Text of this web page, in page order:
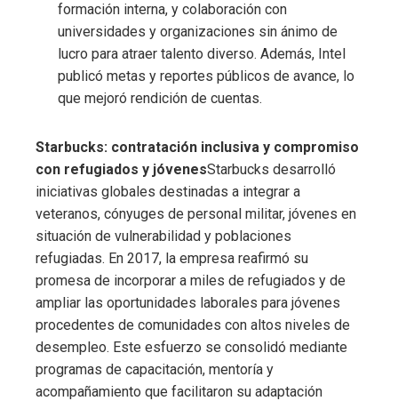
formación interna, y colaboración con
universidades y organizaciones sin ánimo de
lucro para atraer talento diverso. Además, Intel
publicó metas y reportes públicos de avance, lo
que mejoró rendición de cuentas.
Starbucks: contratación inclusiva y compromiso
con refugiados y jóvenesStarbucks desarrolló
iniciativas globales destinadas a integrar a
veteranos, cónyuges de personal militar, jóvenes en
situación de vulnerabilidad y poblaciones
refugiadas. En 2017, la empresa reafirmó su
promesa de incorporar a miles de refugiados y de
ampliar las oportunidades laborales para jóvenes
procedentes de comunidades con altos niveles de
desempleo. Este esfuerzo se consolidó mediante
programas de capacitación, mentoría y
acompañamiento que facilitaron su adaptación